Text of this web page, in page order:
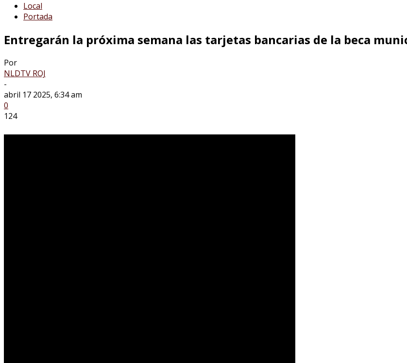
Local
Portada
Entregarán la próxima semana las tarjetas bancarias de la beca
Por
NLDTV ROJ
-
abril 17 2025, 6:34 am
0
124